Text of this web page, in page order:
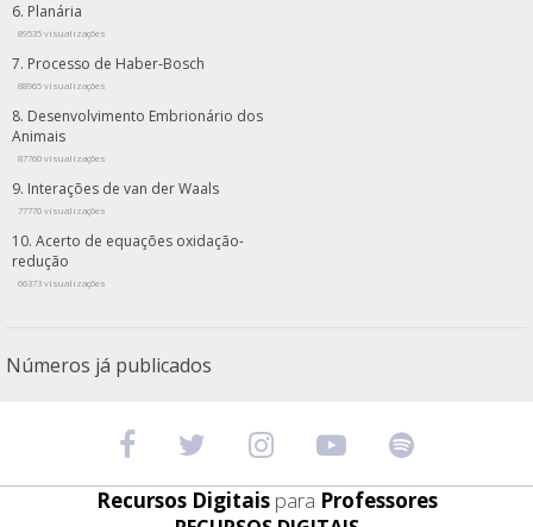
Planária
89535 visualizações
Processo de Haber-Bosch
88965 visualizações
Desenvolvimento Embrionário dos
Animais
87760 visualizações
Interações de van der Waals
77770 visualizações
Acerto de equações oxidação-
redução
66373 visualizações
Números já publicados
Recursos Digitais para Professores